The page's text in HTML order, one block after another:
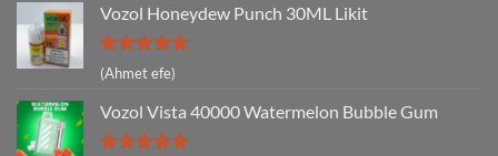
Vozol Honeydew Punch 30ML Likit
5 üzerinden
5
(Ahmet efe)
Vozol Vista 40000 Watermelon Bubble Gum